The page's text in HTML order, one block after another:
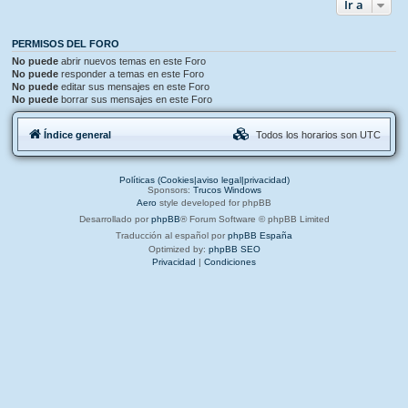
Ir a
PERMISOS DEL FORO
No puede abrir nuevos temas en este Foro
No puede responder a temas en este Foro
No puede editar sus mensajes en este Foro
No puede borrar sus mensajes en este Foro
Índice general Todos los horarios son UTC
Políticas (Cookies|aviso legal|privacidad)
Sponsors: Trucos Windows
Aero style developed for phpBB
Desarrollado por phpBB® Forum Software © phpBB Limited
Traducción al español por phpBB España
Optimized by: phpBB SEO
Privacidad | Condiciones